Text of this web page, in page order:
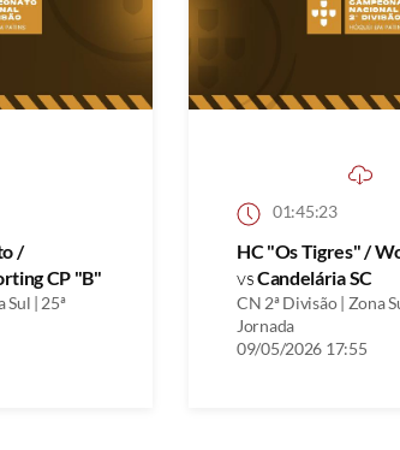
/
CP "B"
Sul | 25ª
01:45:23
HC "Os Tigres" /
vsCandelária SC
CN 2ª Divisão | Zona
Jornada
09/05/2026 17:55